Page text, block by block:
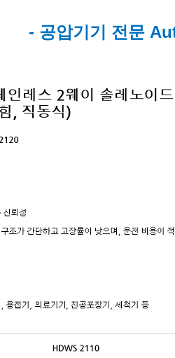
- 공압기기 전문